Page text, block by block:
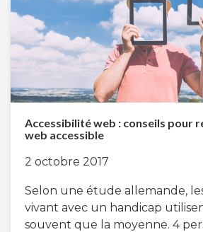
Accessibilité web : conseils pour
web accessible
2 octobre 2017
Selon une étude allemande,
vivant avec un handicap
souvent que la moyenne. 4